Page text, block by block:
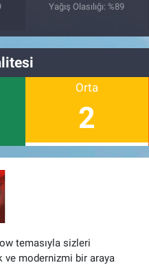
Yağış Olasılığı: %89
Orta
2
temasıyla sizleri
ve modernizmi bir araya